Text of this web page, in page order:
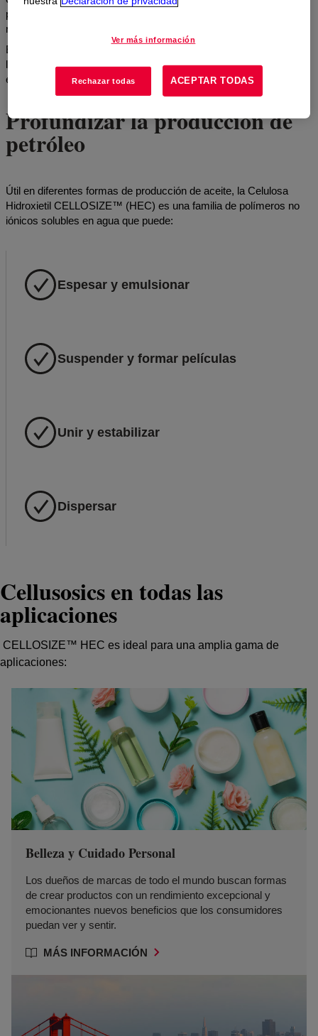
pueden utilizar en la perforación de formaciones rocosas de
medianas a duras, así como en esquistos o esquistos.
En operaciones de cementación, los materiales de HEC reducen
la fricción hidráulica de la lechada y minimizan la pérdida de agua
en la formación.
Profundizar la producción de
petróleo
Útil en diferentes formas de producción de aceite, la Celulosa
Hidroxietil CELLOSIZE™ (HEC) es una familia de polímeros no
iónicos solubles en agua que puede:
Espesar y emulsionar
Suspender y formar películas
Unir y estabilizar
Dispersar
Cellusosics en todas las
aplicaciones
CELLOSIZE™ HEC es ideal para una amplia gama de
aplicaciones:
Belleza y Cuidado Personal
Los dueños de marcas de todo el mundo buscan formas
de crear productos con un rendimiento excepcional y
emocionantes nuevos beneficios que los consumidores
puedan ver y sentir.
MÁS INFORMACIÓN
Ver más información
Rechazar todas ACEPTAR TODAS